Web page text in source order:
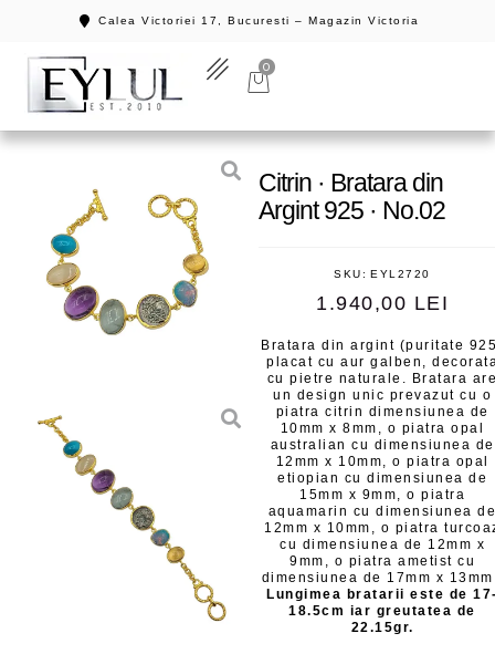
Calea Victoriei 17, Bucuresti – Magazin Victoria
0
Citrin · Bratara din
Argint 925 · No.02
SKU: EYL2720
1.940,00 LEI
Bratara din argint (puritate
placat cu aur galben,
cu pietre naturale. Bratara
un design unic prevazut cu o
piatra citrin dimensiunea de
10mm x 8mm, o piatra opal
australian cu dimensiunea de
12mm x 10mm, o piatra opal
etiopian cu dimensiunea de
15mm x 9mm, o piatra
aquamarin cu dimensiunea
12mm x 10mm, o piatra
cu dimensiunea de 12mm x
9mm, o piatra ametist cu
dimensiunea de 17mm x
Lungimea bratarii este de
18.5cm iar greutatea de
22.15gr.